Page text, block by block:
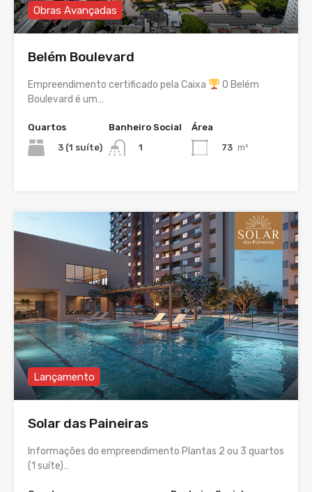
Obras Avançadas
Belém Boulevard
Empreendimento certificado pela Caixa
O Belém
Boulevard é um…
Quartos
3 (1 suíte)
Banheiro Social
1
Área
73 m²
Lançamento
Solar das Paineiras
Informações do empreendimento Plantas 2 ou 3 quartos
(1 suíte)…